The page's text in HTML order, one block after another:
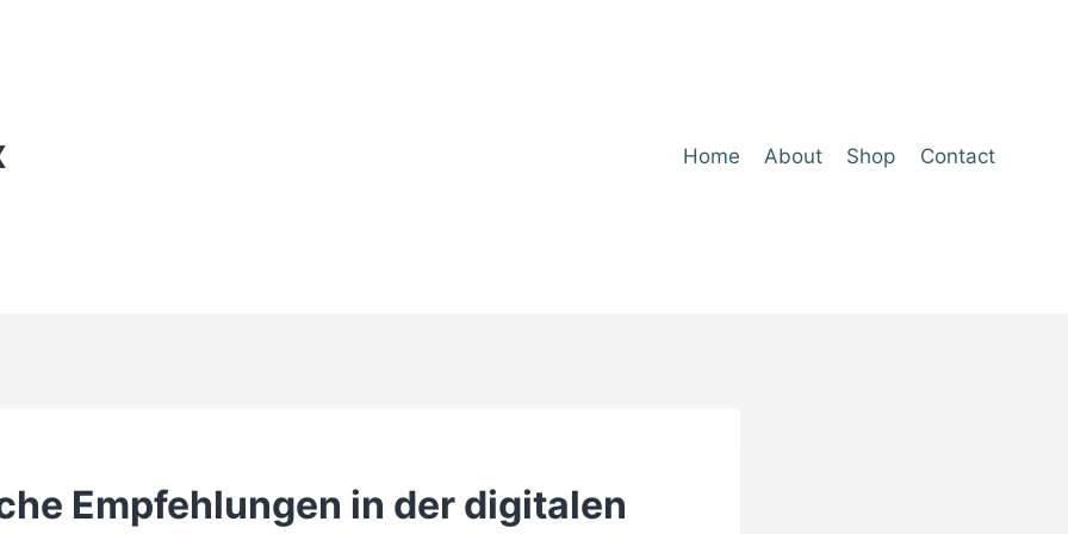
Home About Shop Contact
Empfehlungen in der digitalen